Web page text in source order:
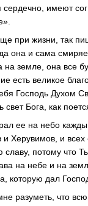
имеют
при жизни, так
она и сама
земле, она все
есть великое
Господь Духом
Бога, как
ее на небо
и всех
славу, потому что
на небе и на
которую дал
разуметь, что всю